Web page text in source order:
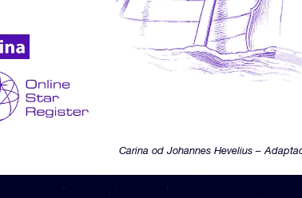
Carina od Johannes Hevelius –